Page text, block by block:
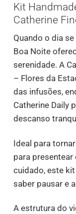
Kit
Catherine
Quando o dia
Boa Noite
serenidade. A
– Flores da
das infusões,
Catherine Daily
descanso
Ideal para
para
cuidado, este
saber pausar e
A estrutura do